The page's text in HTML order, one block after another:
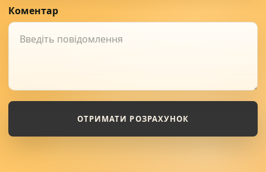
Коментар
ОТРИМАТИ РОЗРАХУНОК